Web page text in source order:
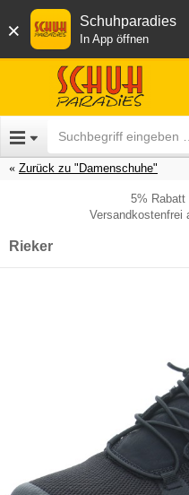
× Schuhparadies
In App öffnen
Zurück zu "Damenschuhe"
5% Rabatt
Versandkostenfrei
Rieker